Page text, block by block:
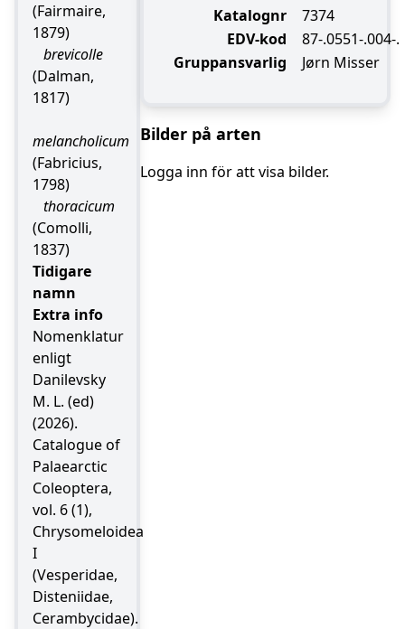
(Fairmaire,
1879)
brevicolle
(Dalman,
1817)
melancholicum
(Fabricius,
1798)
thoracicum
(Comolli,
1837)
Tidigare
namn
Extra info
Nomenklatur
enligt
Danilevsky
M. L. (ed)
(2026).
Catalogue of
Palaearctic
Coleoptera,
vol. 6 (1),
Chrysomeloidea
I
(Vesperidae,
Disteniidae,
Cerambycidae).
Katalognr
7374
EDV-kod
87-.0551-.004-.
Gruppansvarlig
Jørn Misser
Bilder på arten
Logga inn för att visa bilder.